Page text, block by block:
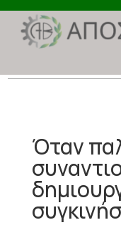
Όταν